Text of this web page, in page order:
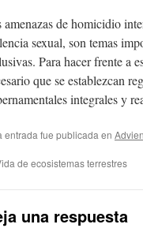
amenazas de homicidio
sexual, son temas
Para hacer frente a
que se establezcan
integrales y
entrada fue publicada en
de ecosistemas terrestres
una respuesta